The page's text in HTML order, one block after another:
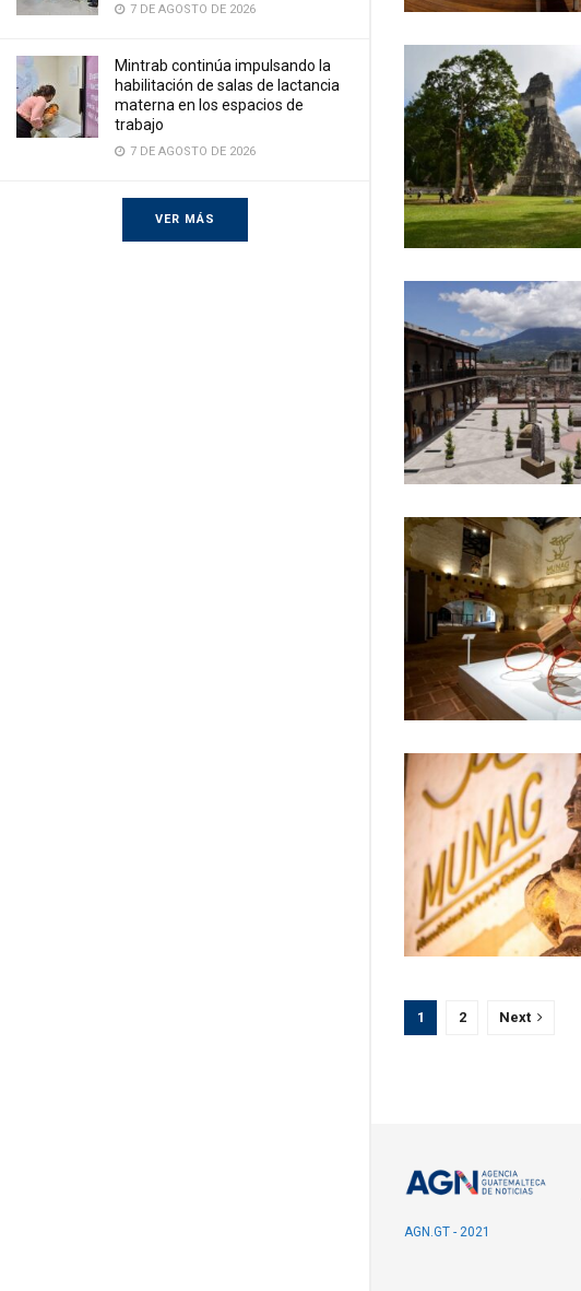
7 DE AGOSTO DE 2026
Mintrab continúa impulsando la
habilitación de salas de lactancia
materna en los espacios de
trabajo
7 DE AGOSTO DE 2026
VER MÁS
1 2 Next
AGN.GT - 2021